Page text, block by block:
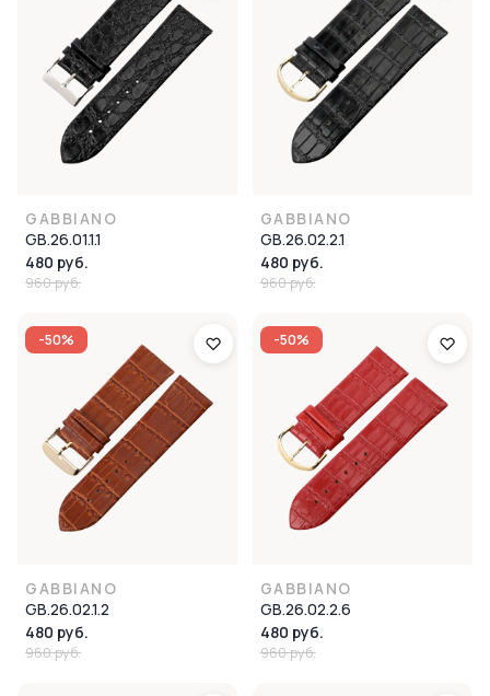
GABBIANO
GB.26.01.1.1
480 руб.
960 руб.
GABBIANO
GB.26.02.2.1
480 руб.
960 руб.
-50%
GABBIANO
GB.26.02.1.2
480 руб.
960 руб.
-50%
GABBIANO
GB.26.02.2.6
480 руб.
960 руб.